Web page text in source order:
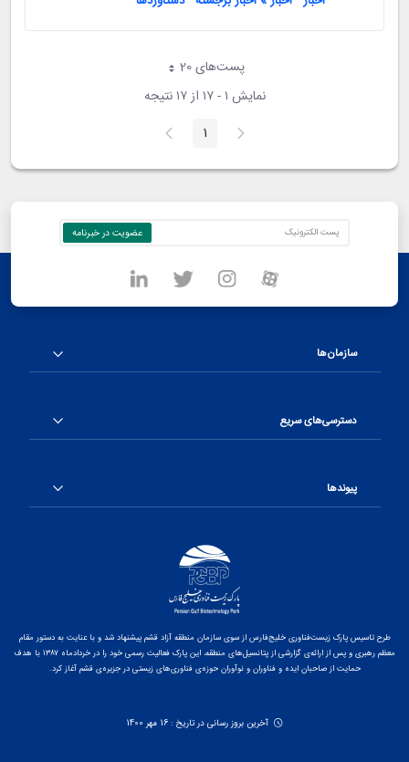
پست‌‌های 20هر صفحه
نمایش ۱ - ۱۷ از ۱۷ نتیجه
صفحه1
سازمان‌ها
دسترسی‌های سریع
پیوندها
طرح تاسیس پارک زیست‌فناوری خلیج‌فارس از سوی سازمان منطقه آزاد قشم پیشنهاد شد و با عنایت به دستور مقام
معظم رهبری و پس از ارائه‌ی گزارشی از پتانسیل‌های منطقه، این پارک فعالیت رسمی خود را در خردادماه ۱۳۸۷ با هدف
حمایت از صاحبان ایده و فناوران و نوآوران حوزه‌ی فناوری‌های زیستی در جزیره‌ی قشم آغاز کرد.
آخرین بروز رسانی در تاریخ : 16 مهر 1400